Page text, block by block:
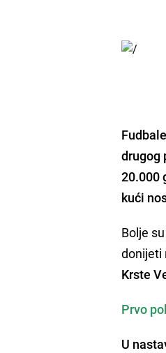
drugog
20.000
kući
Bolje
donijeti
Krste
Prvo
U